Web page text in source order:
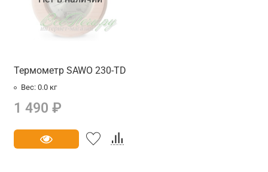
Термометр SAWO 230-TD
Вес: 0.0 кг
1 490 ₽